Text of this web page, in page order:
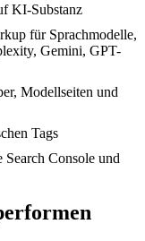
KI-Substanz
für Sprachmodelle,
Gemini, GPT-
Modellseiten und
Tags
Console und